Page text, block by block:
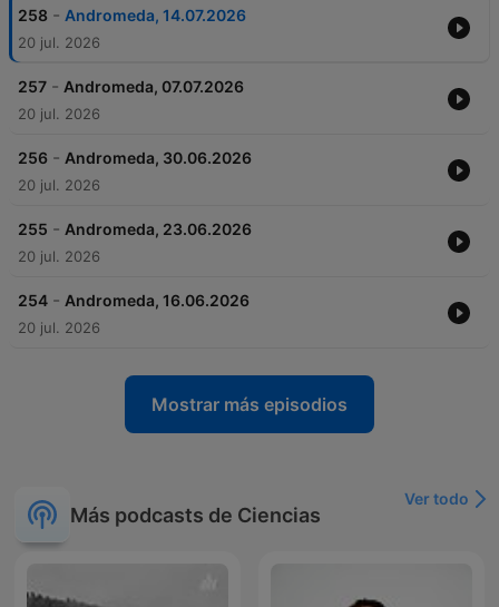
258 - Andromeda, 14.07.2026
20 jul. 2026
257 - Andromeda, 07.07.2026
20 jul. 2026
256 - Andromeda, 30.06.2026
20 jul. 2026
255 - Andromeda, 23.06.2026
20 jul. 2026
254 - Andromeda, 16.06.2026
20 jul. 2026
Mostrar más episodios
Más podcasts de Ciencias
Ver todo